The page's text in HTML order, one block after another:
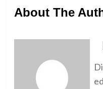
About The